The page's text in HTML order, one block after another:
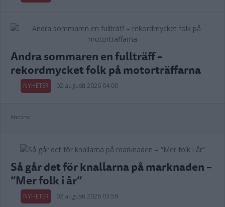
Andra sommaren en fullträff –
rekordmycket folk på motorträffarna
NYHETER 02 augusti 2026 04.00
Annons:
Så går det för knallarna på marknaden –
”Mer folk i år”
NYHETER 02 augusti 2026 03.59